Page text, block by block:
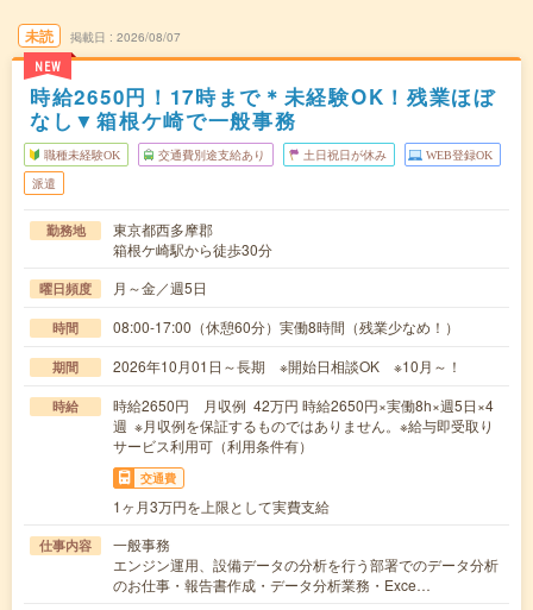
未読
NEW
掲載日 2026/08/07
時給2650円！17時まで＊未経験OK！残業ほぼ
なし▼箱根ケ崎で一般事務
職種未経験OK 交通費別途支給あり 土日祝日が休み WEB登録OK
派遣
勤務地
東京都西多摩郡
箱根ケ崎駅から徒歩30分
曜日頻度 月～金／週5日
時間 08:00-17:00（休憩60分）実働8時間（残業少なめ！）
期間 2026年10月01日～長期 ※開始日相談OK ※10月～！
時給
時給2650円 月収例 42万円 時給2650円×実働8h×週5日×4
週 ※月収例を保証するものではありません。※給与即受取り
サービス利用可（利用条件有）
交通費
1ヶ月3万円を上限として実費支給
仕事内容
一般事務
エンジン運用、設備データの分析を行う部署でのデータ分析
のお仕事・報告書作成・データ分析業務・Exce…